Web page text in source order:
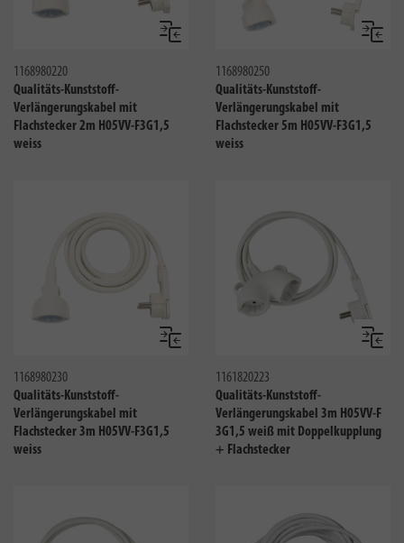
Vergleichen
1168980220
Qualitäts-Kunststoff-
Verlängerungskabel mit
Flachstecker 2m H05VV-F3G1,5
weiss
1168980250
Qualitäts-Kunststoff-
Verlängerungskabel mit
Flachstecker 5m H05VV-F3G1,5
weiss
Vergleichen
1168980230
Qualitäts-Kunststoff-
Verlängerungskabel mit
Flachstecker 3m H05VV-F3G1,5
weiss
1161820223
Qualitäts-Kunststoff-
Verlängerungskabel 3m H05VV-F
3G1,5 weiß mit Doppelkupplung
+ Flachstecker